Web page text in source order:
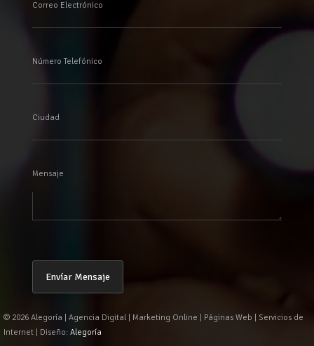
Correo Electrónico
Número Telefónico
Ciudad
Mensaje
© 2026 Alegoría | Agencia Digital | Marketing Online | Páginas Web | Servicios de
Internet | Diseño: Alegoría